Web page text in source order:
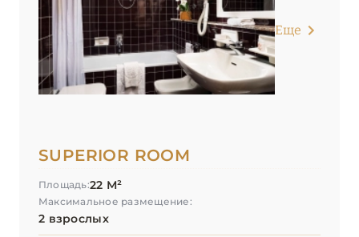
Еще
SUPERIOR ROOM
Площадь:22 М²
Максимальное размещение:
2 взрослых